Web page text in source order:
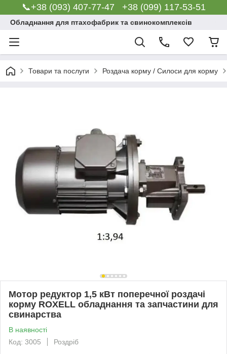
📞+38 (093) 407-77-47 +38 (099) 117-53-51
Обладнання для птахофабрик та свинокомплексів
Товари та послуги Роздача корму / Силоси для корму
Мотор редуктор 1,5 кВт поперечної роздачі
корму ROXELL обладнання та запчастини для
свинарства
В наявності
Код: 3005
Роздріб